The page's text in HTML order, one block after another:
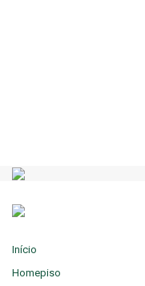
Início
Homepiso